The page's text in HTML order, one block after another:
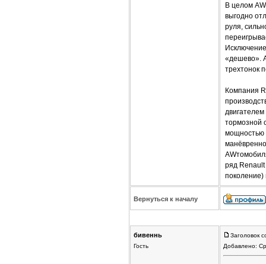
В целом
выгодно
руля,
«дешево».
трехтонок
Компания
тормозной
мощностью
ряд Renault
поколение)
Вернуться к началу
бивеннь
Гость
Заголовок
Добавлено: